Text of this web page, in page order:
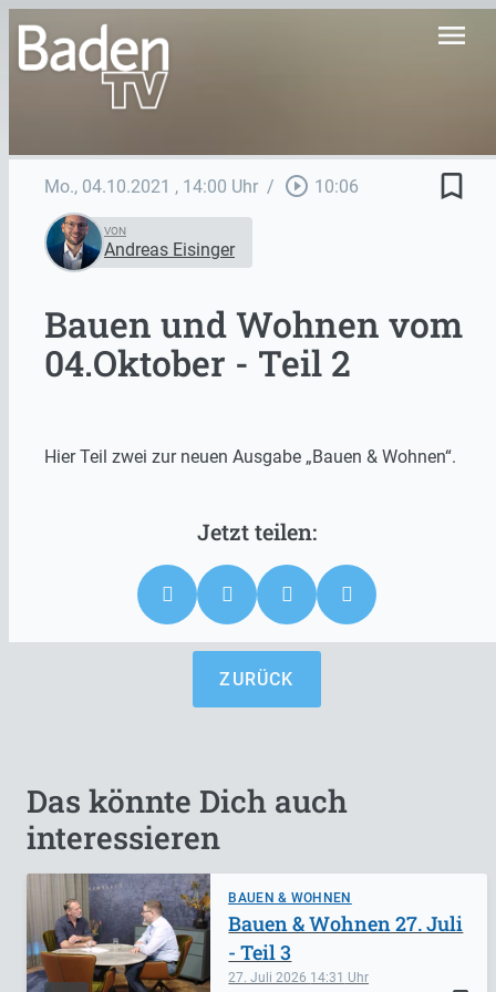
menu
Mo., 04.10.2021 , 14:00 Uhr / play_circle_outline 10:06 bookmark_border
VON
Andreas Eisinger
Bauen und Wohnen vom
04.Oktober - Teil 2
Hier Teil zwei zur neuen Ausgabe „Bauen & Wohnen“.
ZURÜCK
Das könnte Dich auch
interessieren
BAUEN & WOHNEN
27. Juli 2026 14:31
Bauen & Wohnen 27. Juli
- Teil 3